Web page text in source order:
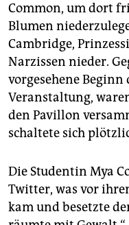
Common, um dort
Blumen
Cambridge,
Narzissen nieder.
vorgesehene Beginn
Veranstaltung,
den Pavillon
schaltete sich
Die Studentin Mya
Twitter, was vor
kam und besetzte